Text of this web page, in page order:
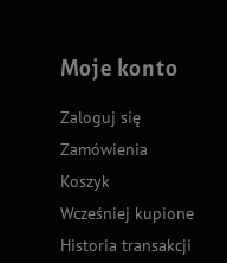
Moje konto
Zaloguj się
Zamówienia
Koszyk
Wcześniej kupione
Historia transakcji